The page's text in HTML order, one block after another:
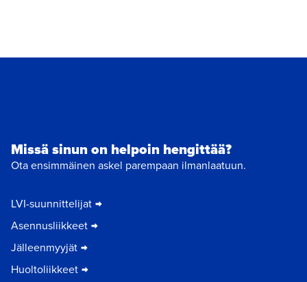
Missä sinun on helpoin hengittää?
Ota ensimmäinen askel parempaan ilmanlaatuun.
LVI-suunnittelijat
Asennusliikkeet
Jälleenmyyjät
Huoltoliikkeet